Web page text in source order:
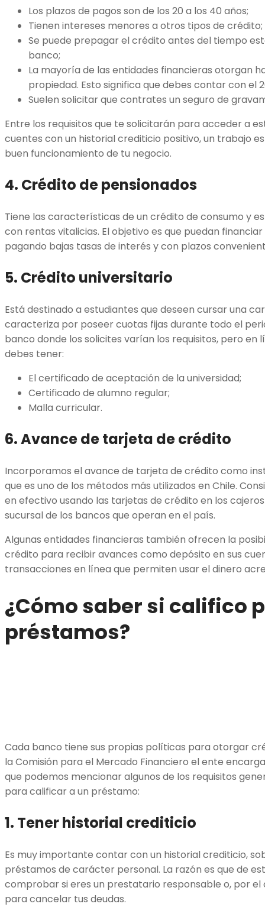
Los plazos de pagos son de los 20 a los 40 años;
Tienen intereses menores a otros tipos de crédito;
Se puede prepagar el crédito antes del tiempo
banco;
La mayoría de las entidades financieras otorgan
propiedad. Esto significa que debes contar con el
Suelen solicitar que contrates un seguro de
Entre los requisitos que te solicitarán para acceder a
cuentes con un historial crediticio positivo, un trabajo
buen funcionamiento de tu negocio.
4. Crédito de pensionados
Tiene las características de un crédito de consumo y
con rentas vitalicias. El objetivo es que puedan
pagando bajas tasas de interés y con plazos
5. Crédito universitario
Está destinado a estudiantes que deseen cursar una
caracteriza por poseer cuotas fijas durante todo el
banco donde los solicites varían los requisitos, pero en
debes tener:
El certificado de aceptación de la universidad;
Certificado de alumno regular;
Malla curricular.
6. Avance de tarjeta de crédito
Incorporamos el avance de tarjeta de crédito como
que es uno de los métodos más utilizados en Chile.
en efectivo usando las tarjetas de crédito en los
sucursal de los bancos que operan en el país.
Algunas entidades financieras también ofrecen la
crédito para recibir avances como depósito en sus
transacciones en línea que permiten usar el dinero
¿Cómo saber si califico
préstamos?
Cada banco tiene sus propias políticas para otorgar
la Comisión para el Mercado Financiero el ente
que podemos mencionar algunos de los requisitos
para calificar a un préstamo:
1. Tener historial crediticio
Es muy importante contar con un historial crediticio,
préstamos de carácter personal. La razón es que de
comprobar si eres un prestatario responsable o, por
para cancelar tus deudas.